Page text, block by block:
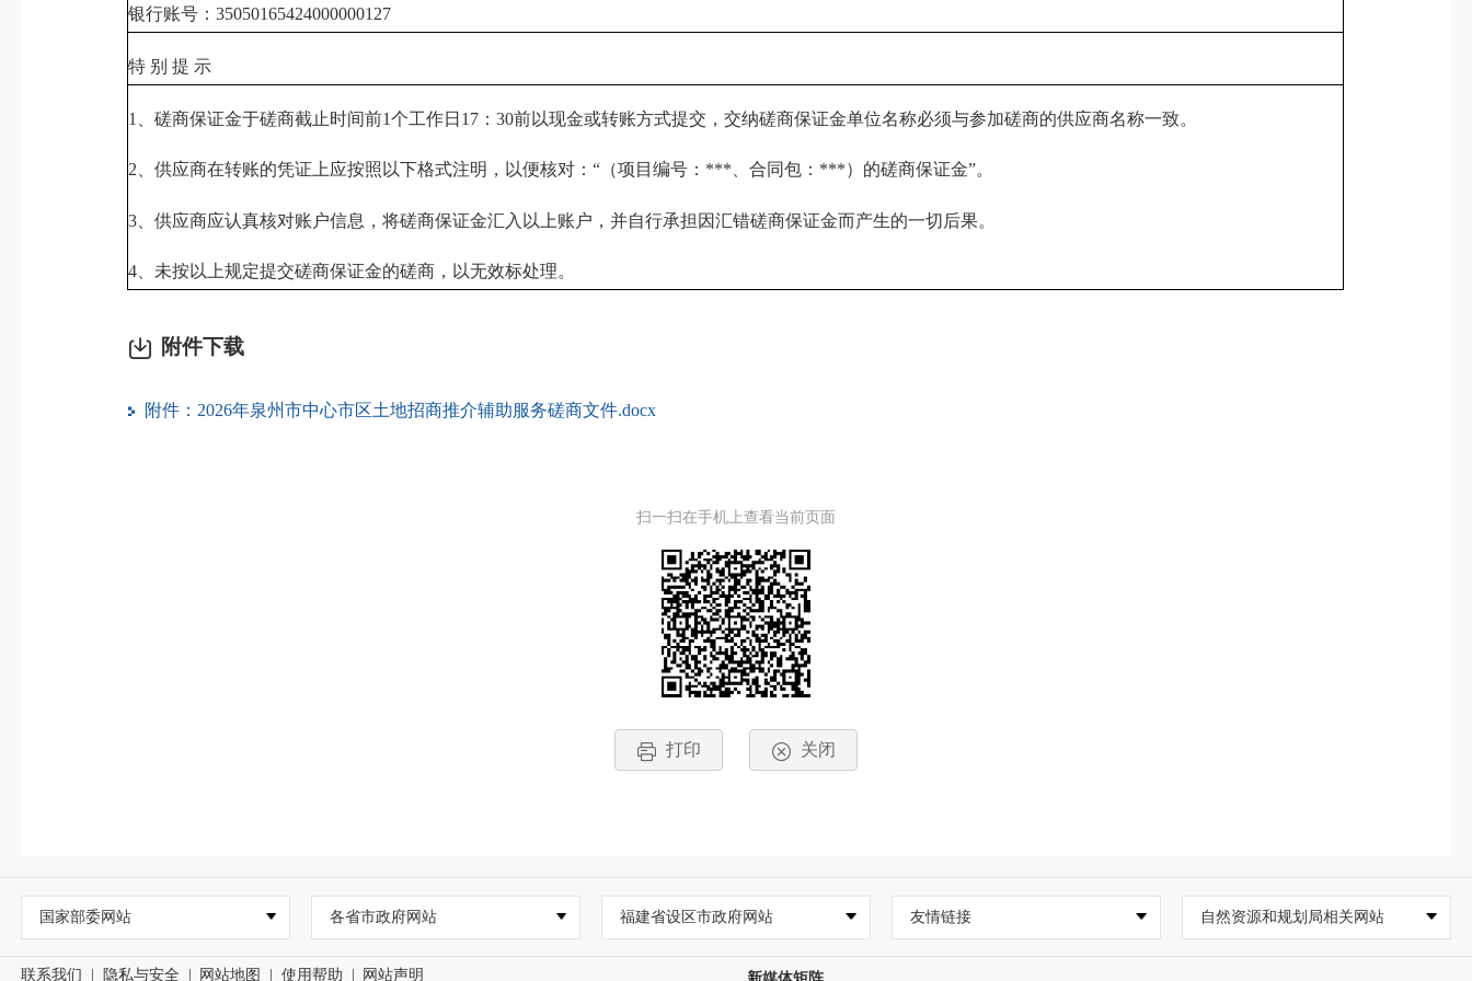
银行账号：35050165424000000127
特 别 提 示
1、磋商保证金于磋商截止时间前1个工作日17：30前以现金或转账方式提交，交纳磋商保证金单位名称必须与参加磋商的供应商名称一致。
2、供应商在转账的凭证上应按照以下格式注明，以便核对：“（项目编号：***、合同包：***）的磋商保证金”。
3、供应商应认真核对账户信息，将磋商保证金汇入以上账户，并自行承担因汇错磋商保证金而产生的一切后果。
4、未按以上规定提交磋商保证金的磋商，以无效标处理。
附件下载
附件：2026年泉州市中心市区土地招商推介辅助服务磋商文件.docx
扫一扫在手机上查看当前页面
打印 关闭
国家部委网站 各省市政府网站 福建省设区市政府网站 友情链接 自然资源和规划局相关网站
联系我们 隐私与安全 网站地图 使用帮助 网站声明